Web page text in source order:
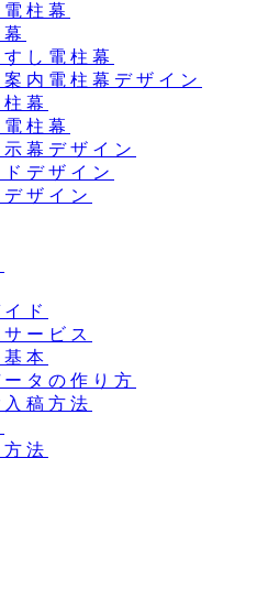
柱幕
し電柱幕
内電柱幕デザイン
幕
柱幕
幕デザイン
デザイン
ザイン
ド
ービス
本
タの作り方
稿方法
法